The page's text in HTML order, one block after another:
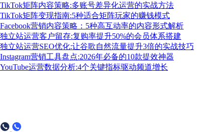
TikTok矩阵内容策略:多账号差异化运营的实战方法
TikTok矩阵变现指南:5种适合矩阵玩家的赚钱模式
Facebook营销内容策略：5种高互动率的内容形式解析
独立站运营客户留存:复购率提升50%的会员体系搭建
独立站运营SEO优化:让谷歌自然流量提升3倍的实战技巧
Instagram营销工具盘点:2026年必备的10款提效神器
YouTube运营数据分析:4个关键指标驱动频道增长